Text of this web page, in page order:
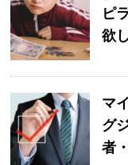
ピ
欲
マ
グ
者